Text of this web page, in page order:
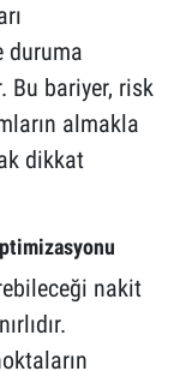
duruma
Bu bariyer, risk
almakla
dikkat
nakit